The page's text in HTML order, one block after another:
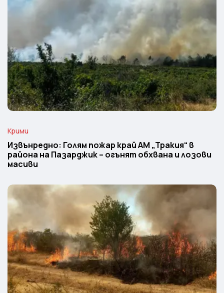
Крими
Извънредно: Голям пожар край АМ „Тракия“ в
района на Пазарджик – огънят обхвана и лозови
масиви